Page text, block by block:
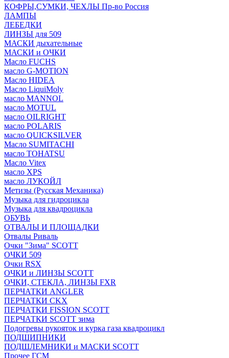
КОФРЫ,СУМКИ, ЧЕХЛЫ Пр-во Россия
ЛАМПЫ
ЛЕБЕДКИ
ЛИНЗЫ для 509
МАСКИ дыхательные
МАСКИ и ОЧКИ
Масло FUCHS
масло G-MOTION
Масло HIDEA
Масло LiquiMoly
масло MANNOL
масло MOTUL
масло OILRIGHT
масло POLARIS
масло QUICKSILVER
Масло SUMITACHI
масло TOHATSU
Масло Vitex
масло XPS
масло ЛУКОЙЛ
Метизы (Русская Механика)
Музыка для гидроцикла
Музыка для квадроцикла
ОБУВЬ
ОТВАЛЫ И ПЛОЩАДКИ
Отвалы Риваль
Очки "Зима" SCOTT
ОЧКИ 509
Очки RSX
ОЧКИ и ЛИНЗЫ SCOTT
ОЧКИ, СТЕКЛА, ЛИНЗЫ FXR
ПЕРЧАТКИ ANGLER
ПЕРЧАТКИ CKX
ПЕРЧАТКИ FISSION SCOTT
ПЕРЧАТКИ SCOTT зима
Подогревы рукояток и курка газа квадроцикл
ПОДШИПНИКИ
ПОДШЛЕМНИКИ и МАСКИ SCOTT
Прочее ГСМ